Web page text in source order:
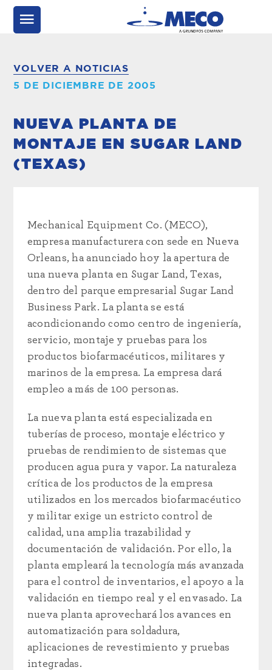
VOLVER A NOTICIAS
5 DE DICIEMBRE DE 2005
NUEVA PLANTA DE
MONTAJE EN SUGAR LAND
(TEXAS)
Mechanical Equipment Co. (MECO),
empresa manufacturera con sede en Nueva
Orleans, ha anunciado hoy la apertura de
una nueva planta en Sugar Land, Texas,
dentro del parque empresarial Sugar Land
Business Park. La planta se está
acondicionando como centro de ingeniería,
servicio, montaje y pruebas para los
productos biofarmacéuticos, militares y
marinos de la empresa. La empresa dará
empleo a más de 100 personas.
La nueva planta está especializada en
tuberías de proceso, montaje eléctrico y
pruebas de rendimiento de sistemas que
producen agua pura y vapor. La naturaleza
crítica de los productos de la empresa
utilizados en los mercados biofarmacéutico
y militar exige un estricto control de
calidad, una amplia trazabilidad y
documentación de validación. Por ello, la
planta empleará la tecnología más avanzada
para el control de inventarios, el apoyo a la
validación en tiempo real y el envasado. La
nueva planta aprovechará los avances en
automatización para soldadura,
aplicaciones de revestimiento y pruebas
integradas.